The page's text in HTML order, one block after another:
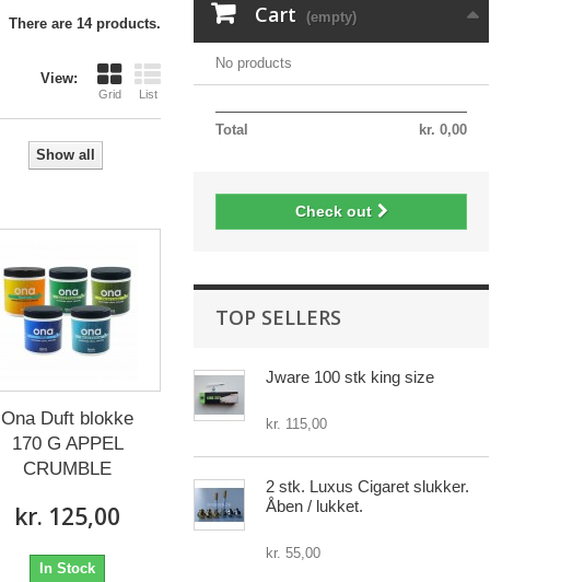
There are 14 products.
View:
Grid List
Show all
Ona Duft blokke
170 G APPEL
CRUMBLE
kr. 125,00
In Stock
Cart (empty)
No products
kr. 0,00
Total
Check out
TOP SELLERS
Jware 100 stk king size
kr. 115,00
2 stk. Luxus Cigaret slukker.
Åben / lukket.
kr. 55,00